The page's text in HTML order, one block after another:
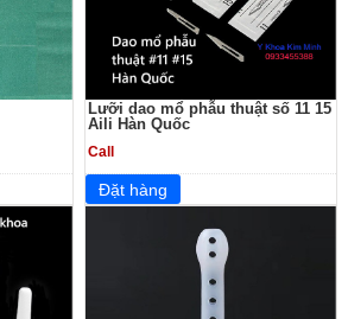
Lưỡi dao mổ phẫu thuật số 11 15
Aili Hàn Quốc
Call